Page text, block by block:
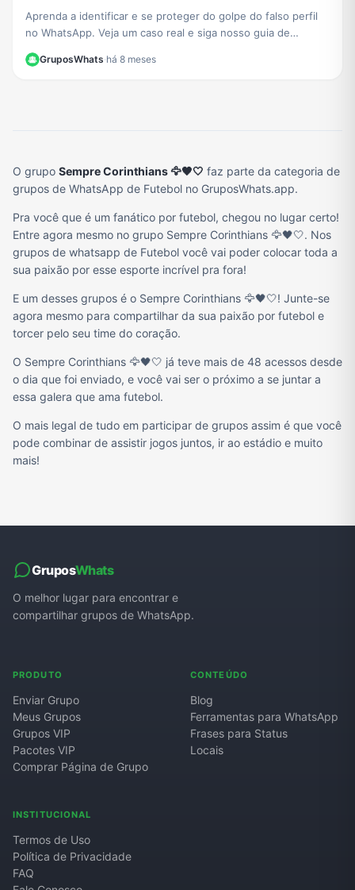
Aprenda a identificar e se proteger do golpe do falso perfil
no WhatsApp. Veja um caso real e siga nosso guia de
GruposWhats·há 8 meses
O grupo Sempre Corinthians 🦅🖤🤍 faz parte da categoria de
grupos de WhatsApp de Futebol no GruposWhats.app.
Pra você que é um fanático por futebol, chegou no lugar certo!
Entre agora mesmo no grupo Sempre Corinthians 🦅🖤🤍. Nos
grupos de whatsapp de Futebol você vai poder colocar toda a
sua paixão por esse esporte incrível pra fora!
E um desses grupos é o Sempre Corinthians 🦅🖤🤍! Junte-se
agora mesmo para compartilhar da sua paixão por futebol e
torcer pelo seu time do coração.
O Sempre Corinthians 🦅🖤🤍 já teve mais de 48 acessos desde
o dia que foi enviado, e você vai ser o próximo a se juntar a
essa galera que ama futebol.
O mais legal de tudo em participar de grupos assim é que você
pode combinar de assistir jogos juntos, ir ao estádio e muito
mais!
GruposWhats
O melhor lugar para encontrar e
compartilhar grupos de WhatsApp.
PRODUTO
Enviar Grupo
Meus Grupos
Grupos VIP
Pacotes VIP
Comprar Página de Grupo
CONTEÚDO
Blog
Ferramentas para WhatsApp
Frases para Status
Locais
INSTITUCIONAL
Termos de Uso
Política de Privacidade
FAQ